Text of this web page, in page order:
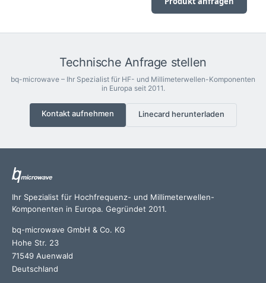
Technische Anfrage stellen
bq-microwave – Ihr Spezialist für HF- und Millimeterwellen-Komponenten
in Europa seit 2011.
Kontakt aufnehmen Linecard herunterladen
Ihr Spezialist für Hochfrequenz- und Millimeterwellen-
Komponenten in Europa. Gegründet 2011.
bq-microwave GmbH & Co. KG
Hohe Str. 23
71549 Auenwald
Deutschland